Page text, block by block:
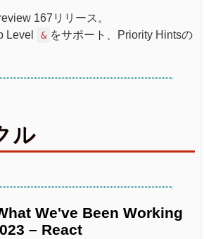
167リリース。
Level
& をサポート、Priority Hintsの
ル
We've Been Working
– React